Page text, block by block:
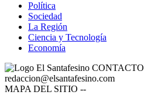
Política
Sociedad
La Región
Ciencia y Tecnología
Economía
CONTACTO
redaccion@elsantafesino.com
MAPA DEL SITIO --